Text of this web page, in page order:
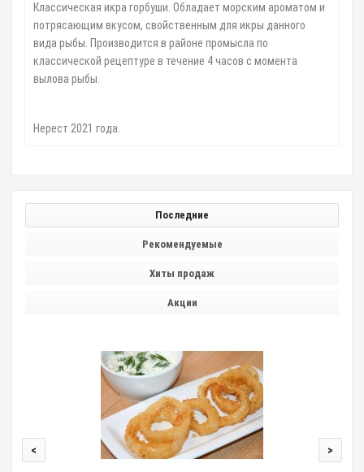
Классическая икра горбуши. Обладает морским ароматом и
потрясающим вкусом, свойственным для икры данного
вида рыбы. Производится в районе промысла по
классической рецептуре в течение 4 часов с момента
вылова рыбы.
Нерест 2021 года.
Последние
Рекомендуемые
Хиты продаж
Акции
< >